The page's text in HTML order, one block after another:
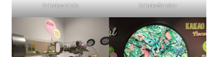
Schokospirale Schokofenster